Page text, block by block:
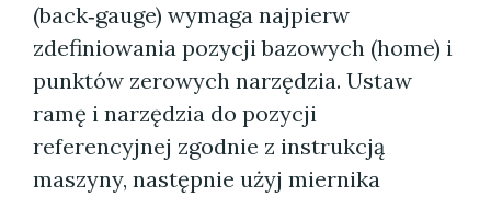
(back‑gauge) wymaga najpierw
zdefiniowania pozycji bazowych (home) i
punktów zerowych narzędzia. Ustaw
ramę i narzędzia do pozycji
referencyjnej zgodnie z instrukcją
maszyny, następnie użyj miernika